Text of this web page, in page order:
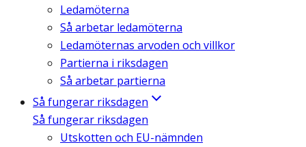
Ledamöterna
Så arbetar ledamöterna
Ledamöternas arvoden och villkor
Partierna i riksdagen
Så arbetar partierna
Så fungerar riksdagen
Så fungerar riksdagen
Utskotten och EU-nämnden